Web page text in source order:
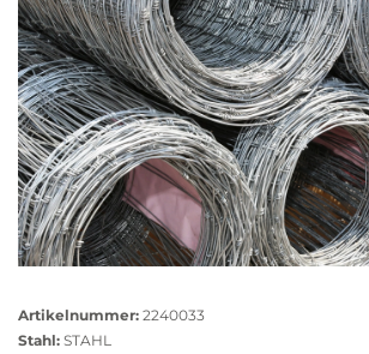
anzeigen
Artikelnummer: 2240033
Stahl: STAHL